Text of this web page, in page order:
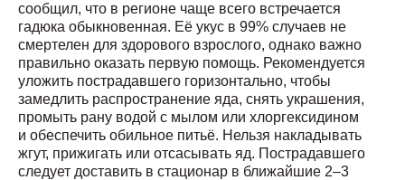
сообщил, что в регионе чаще всего встречается
гадюка обыкновенная. Её укус в 99% случаев не
смертелен для здорового взрослого, однако важно
правильно оказать первую помощь. Рекомендуется
уложить пострадавшего горизонтально, чтобы
замедлить распространение яда, снять украшения,
промыть рану водой с мылом или хлоргексидином
и обеспечить обильное питьё. Нельзя накладывать
жгут, прижигать или отсасывать яд. Пострадавшего
следует доставить в стационар в ближайшие 2–3